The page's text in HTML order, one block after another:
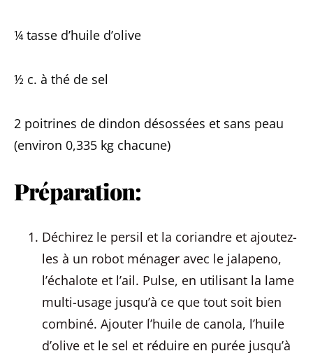
¼ tasse d’huile d’olive
½ c. à thé de sel
2 poitrines de dindon désossées et sans peau
(environ 0,335 kg chacune)
Préparation:
Déchirez le persil et la coriandre et ajoutez-
les à un robot ménager avec le jalapeno,
l’échalote et l’ail. Pulse, en utilisant la lame
multi-usage jusqu’à ce que tout soit bien
combiné. Ajouter l’huile de canola, l’huile
d’olive et le sel et réduire en purée jusqu’à